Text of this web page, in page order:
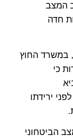
המצב
חדה
במשרד החוץ
כי
ירידתו
.
הביטחוני